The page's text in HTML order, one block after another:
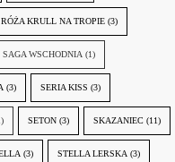
RÓŻA KRULL NA TROPIE (3)
SAGA WSCHODNIA (1)
(3) SERIA KISS (3)
SETON (3) SKAZANIEC (11)
(3) STELLA LERSKA (3)